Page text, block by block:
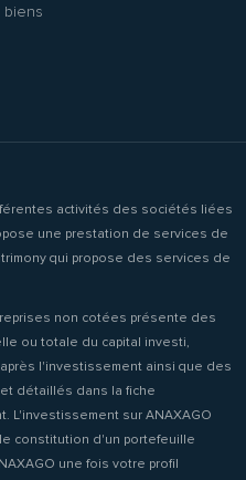
biens
activités des sociétés liées
une prestation de services de
qui propose des services de
non cotées présente des
ou totale du capital investi,
l'investissement ainsi que des
détaillés dans la fiche
L'investissement sur ANAXAGO
constitution d'un portefeuille
une fois votre profil